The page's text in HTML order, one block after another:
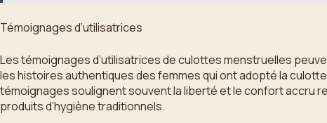
Témoignages d’utilisatrices
Les témoignages d’utilisatrices de culottes menstruelles
les histoires authentiques des femmes qui ont adopté la
témoignages soulignent souvent la liberté et le confort accru
produits d’hygiène traditionnels.